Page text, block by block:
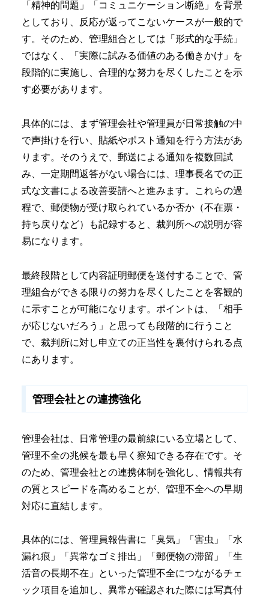
「精神的問題」「コミュニケーション断絶」を背景
としており、反応が返ってこないケースが一般的で
す。そのため、管理組合としては「形式的な手続」
ではなく、「実際に試みる価値のある働きかけ」を
段階的に実施し、合理的な努力を尽くしたことを示
す必要があります。
具体的には、まず管理会社や管理員が日常接触の中
で声掛けを行い、貼紙やポスト通知を行う方法があ
ります。そのうえで、郵送による通知を複数回試
み、一定期間返答がない場合には、理事長名での正
式な文書による改善要請へと進みます。これらの過
程で、郵便物が受け取られているか否か（不在票・
持ち戻りなど）も記録すると、裁判所への説明が容
易になります。
最終段階として内容証明郵便を送付することで、管
理組合ができる限りの努力を尽くしたことを客観的
に示すことが可能になります。ポイントは、「相手
が応じないだろう」と思っても段階的に行うこと
で、裁判所に対し申立ての正当性を裏付けられる点
にあります。
管理会社との連携強化
管理会社は、日常管理の最前線にいる立場として、
管理不全の兆候を最も早く察知できる存在です。そ
のため、管理会社との連携体制を強化し、情報共有
の質とスピードを高めることが、管理不全への早期
対応に直結します。
具体的には、管理員報告書に「臭気」「害虫」「水
漏れ痕」「異常なゴミ排出」「郵便物の滞留」「生
活音の長期不在」といった管理不全につながるチェ
ック項目を追加し、異常が確認された際には写真付